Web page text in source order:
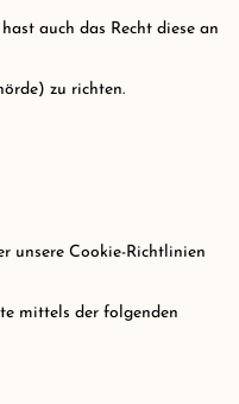
auch das Recht diese an
zu richten.
unsere Cookie-Richtlinien
mittels der folgenden